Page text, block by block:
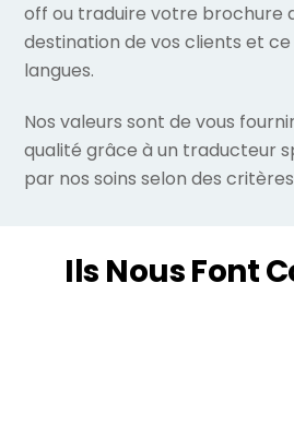
off ou traduire votre brochure
destination de vos clients et
langues.
Nos valeurs sont de vous
qualité grâce à un traducteur
par nos soins selon des
Ils Nous Font